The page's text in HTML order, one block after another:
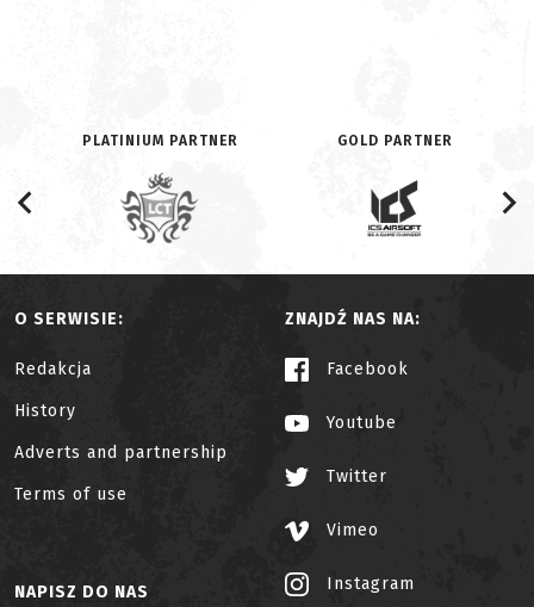
PLATINIUM PARTNER GOLD PARTNER
O SERWISIE:
Redakcja
History
Adverts and partnership
Terms of use
ZNAJDŹ NAS NA:
Facebook
Youtube
Twitter
Vimeo
Instagram
NAPISZ DO NAS